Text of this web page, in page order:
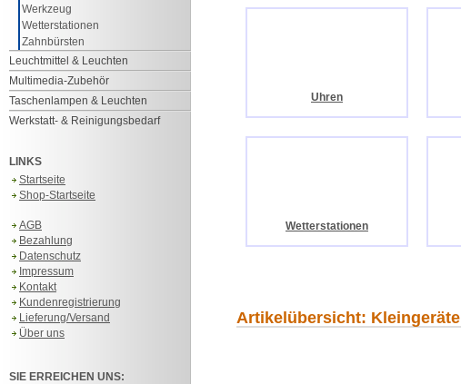
Werkzeug
Wetterstationen
Zahnbürsten
Leuchtmittel & Leuchten
Multimedia-Zubehör
Taschenlampen & Leuchten
Werkstatt- & Reinigungsbedarf
LINKS
Startseite
Shop-Startseite
AGB
Bezahlung
Datenschutz
Impressum
Kontakt
Kundenregistrierung
Lieferung/Versand
Über uns
SIE ERREICHEN UNS:
Uhren
Wetterstationen
Artikelübersicht: Kleingeräte